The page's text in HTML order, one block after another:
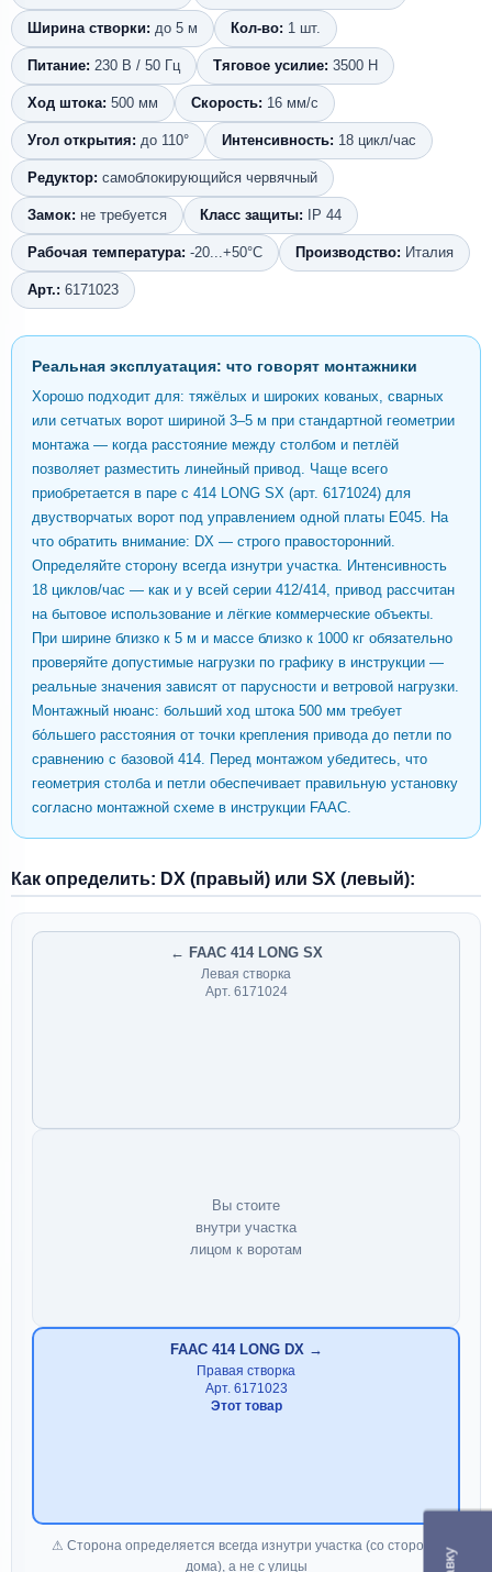
Ширина створки: до 5 м Кол-во: 1 шт.
Питание: 230 В / 50 Гц Тяговое усилие: 3500 Н
Ход штока: 500 мм Скорость: 16 мм/с
Угол открытия: до 110° Интенсивность: 18 цикл/час
Редуктор: самоблокирующийся червячный
Замок: не требуется Класс защиты: IP 44
Рабочая температура: -20...+50°C Производство: Италия
Арт.: 6171023
Реальная эксплуатация: что говорят монтажники
Хорошо подходит для: тяжёлых и широких кованых, сварных
или сетчатых ворот шириной 3–5 м при стандартной геометрии
монтажа — когда расстояние между столбом и петлёй
позволяет разместить линейный привод. Чаще всего
приобретается в паре с 414 LONG SX (арт. 6171024) для
двустворчатых ворот под управлением одной платы E045. На
что обратить внимание: DX — строго правосторонний.
Определяйте сторону всегда изнутри участка. Интенсивность
18 циклов/час — как и у всей серии 412/414, привод рассчитан
на бытовое использование и лёгкие коммерческие объекты.
При ширине близко к 5 м и массе близко к 1000 кг обязательно
проверяйте допустимые нагрузки по графику в инструкции —
реальные значения зависят от парусности и ветровой нагрузки.
Монтажный нюанс: больший ход штока 500 мм требует
бо́льшего расстояния от точки крепления привода до петли по
сравнению с базовой 414. Перед монтажом убедитесь, что
геометрия столба и петли обеспечивает правильную установку
согласно монтажной схеме в инструкции FAAC.
Как определить: DX (правый) или SX (левый):
← FAAC 414 LONG SX
Левая створка
Арт. 6171024
Вы стоите
внутри участка
лицом к воротам
FAAC 414 LONG DX →
Правая створка
Арт. 6171023
Этот товар
⚠ Сторона определяется всегда изнутри участка (со стороны
дома), а не с улицы